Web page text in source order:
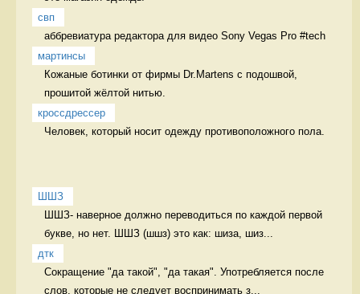
свп
аббревиатура редактора для видео Sony Vegas Pro #tech
мартинсы
Кожаные ботинки от фирмы Dr.Martens с подошвой,
прошитой жёлтой нитью.
кроссдрессер
Человек, который носит одежду противоположного пола.
ШШЗ
ШШЗ- наверное должно переводиться по каждой первой
букве, но нет. ШШЗ (шшз) это как: шиза, шиз...
дтк
Сокращение "да такой", "да такая". Употребляется после
слов, которые не следует воспринимать з...